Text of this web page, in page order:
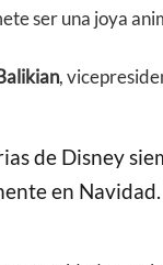
ser una joya
,
de Disney
en Navidad.